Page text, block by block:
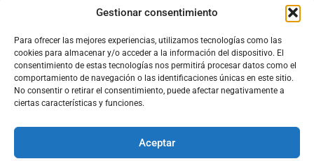
Gestionar consentimiento
Para ofrecer las mejores experiencias, utilizamos tecnologías como las
cookies para almacenar y/o acceder a la información del dispositivo. El
consentimiento de estas tecnologías nos permitirá procesar datos como el
comportamiento de navegación o las identificaciones únicas en este sitio.
No consentir o retirar el consentimiento, puede afectar negativamente a
ciertas características y funciones.
Aceptar